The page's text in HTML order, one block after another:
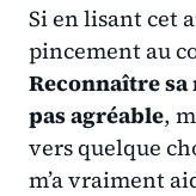
Si en lisant cet
pincement au
Reconnaître
pas agréable,
vers quelque
m’a vraiment